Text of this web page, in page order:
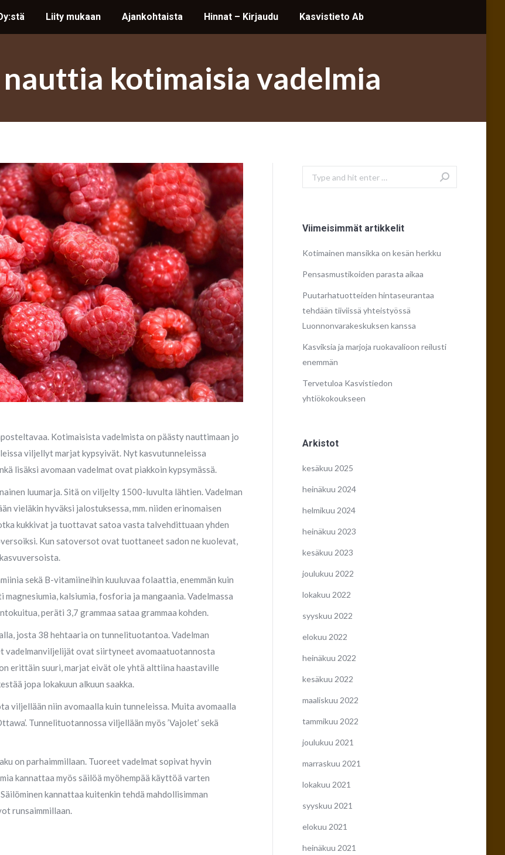
Liity mukaan Ajankohtaista Hinnat – Kirjaudu Kasvistieto Ab
kotimaisia vadelmia
Kotimaisista vadelmista on päästy nauttimaan jo
viljellyt marjat kypsyivät. Nyt kasvutunneleissa
lisäksi avomaan vadelmat ovat piakkoin kypsymässä.
luumarja. Sitä on viljelty 1500-luvulta lähtien. Vadelman
vieläkin hyväksi jalostuksessa, mm. niiden erinomaisen
kukkivat ja tuottavat satoa vasta talvehdittuaan yhden
Kun satoversot ovat tuottaneet sadon ne kuolevat,
sekä B-vitamiineihin kuuluvaa folaattia, enemmän kuin
kalsiumia, fosforia ja mangaania. Vadelmassa
peräti 3,7 grammaa sataa grammaa kohden.
josta 38 hehtaaria on tunnelituotantoa. Vadelman
vadelmanviljelijät ovat siirtyneet avomaatuotannosta
erittäin suuri, marjat eivät ole yhtä alttiina haastaville
jopa lokakuun alkuun saakka.
viljellään niin avomaalla kuin tunneleissa. Muita avomaalla
Tunnelituotannossa viljellään myös ’Vajolet’ sekä
on parhaimmillaan. Tuoreet vadelmat sopivat hyvin
kannattaa myös säilöä myöhempää käyttöä varten
kannattaa kuitenkin tehdä mahdollisimman
runsaimmillaan.
Search:
Viimeisimmät artikkelit
Kotimainen mansikka on kesän herkku
Pensasmustikoiden parasta aikaa
Puutarhatuotteiden hintaseurantaa
tehdään tiiviissä yhteistyössä
Luonnonvarakeskuksen kanssa
Kasviksia ja marjoja ruokavalioon reilusti
enemmän
Tervetuloa Kasvistiedon
yhtiökokoukseen
Arkistot
kesäkuu 2025
heinäkuu 2024
helmikuu 2024
heinäkuu 2023
kesäkuu 2023
joulukuu 2022
lokakuu 2022
syyskuu 2022
elokuu 2022
heinäkuu 2022
kesäkuu 2022
maaliskuu 2022
tammikuu 2022
joulukuu 2021
marraskuu 2021
lokakuu 2021
syyskuu 2021
elokuu 2021
heinäkuu 2021
Liity mukaan Ajankohtaista Hinnat – Kirjaudu Kasvistieto Ab